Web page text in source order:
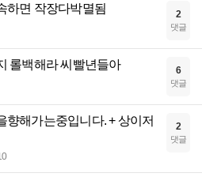
하면 작장다박멸됨 2
댓글
롤백해라 씨빨년들아 6
댓글
향해가는중입니다. + 상이저
2
댓글